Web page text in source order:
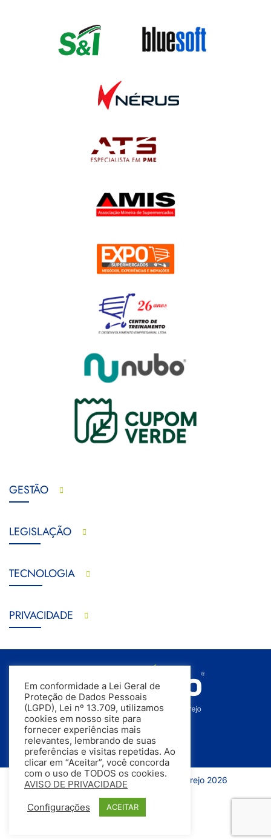
GESTÃO
LEGISLAÇÃO
TECNOLOGIA
PRIVACIDADE
Todos os direitos reservados | InfoVarejo 2026
Em conformidade a Lei Geral de
Proteção de Dados Pessoais
(LGPD), Lei nº 13.709, utilizamos
cookies em nosso site para
fornecer experiências mais
relevantes, lembrando de suas
preferências e visitas repetidas. Ao
clicar em “Aceitar”, você concorda
com o uso de TODOS os cookies.
AVISO DE PRIVACIDADE
Configurações ACEITAR